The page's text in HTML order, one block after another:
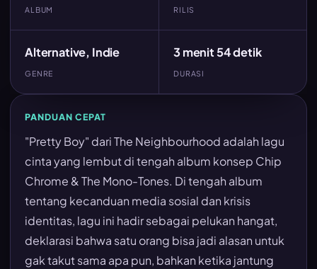
ALBUM RILIS
Alternative, Indie
GENRE
3 menit 54 detik
DURASI
PANDUAN CEPAT
"Pretty Boy" dari The Neighbourhood adalah lagu
cinta yang lembut di tengah album konsep Chip
Chrome & The Mono-Tones. Di tengah album
tentang kecanduan media sosial dan krisis
identitas, lagu ini hadir sebagai pelukan hangat,
deklarasi bahwa satu orang bisa jadi alasan untuk
gak takut sama apa pun, bahkan ketika jantung